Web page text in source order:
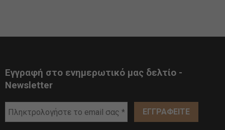
Εγγραφή στο ενημερωτικό μας δελτίο -
Newsletter